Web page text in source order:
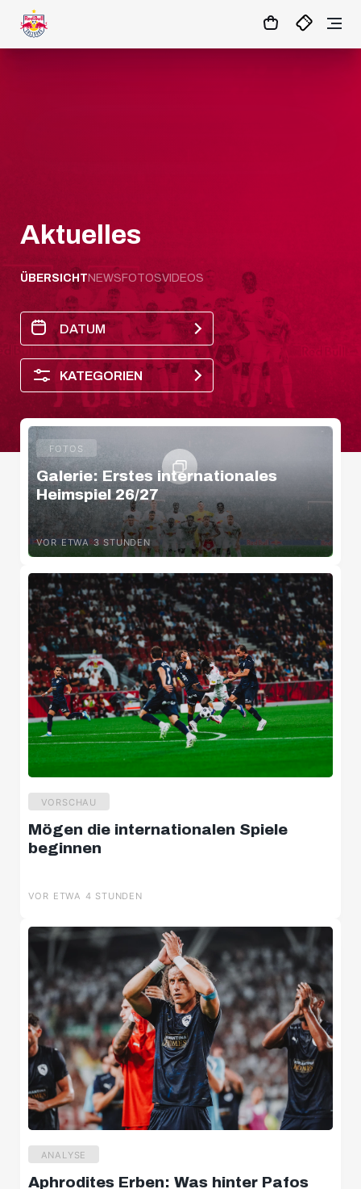
HZ MATCHCENTER
Aktuelles
ÜBERSICHT NEWS FOTOSVIDEOS
DATUM
KATEGORIEN
Salzburger Halbzeit
Spielerporträt
U8
U9
U10 Süd
U11 Süd
U12 Süd
U14 Süd
FOTOS
Galerie: Erstes internationales
Heimspiel 26/27
VOR ETWA 3 STUNDEN
VORSCHAU
Mögen die internationalen Spiele
beginnen
VOR ETWA 4 STUNDEN
ANALYSE
Aphrodites Erben: Was hinter Pafos